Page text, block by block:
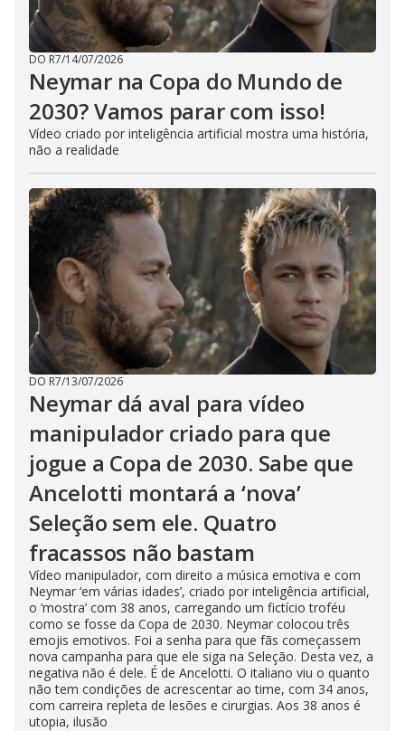
DO R7/14/07/2026
Neymar na Copa do Mundo de
2030? Vamos parar com isso!
Vídeo criado por inteligência artificial mostra uma história,
não a realidade
DO R7/13/07/2026
Neymar dá aval para vídeo
manipulador criado para que
jogue a Copa de 2030. Sabe que
Ancelotti montará a ‘nova’
Seleção sem ele. Quatro
fracassos não bastam
Vídeo manipulador, com direito a música emotiva e com
Neymar ‘em várias idades’, criado por inteligência artificial,
o ‘mostra’ com 38 anos, carregando um fictício troféu
como se fosse da Copa de 2030. Neymar colocou três
emojis emotivos. Foi a senha para que fãs começassem
nova campanha para que ele siga na Seleção. Desta vez, a
negativa não é dele. É de Ancelotti. O italiano viu o quanto
não tem condições de acrescentar ao time, com 34 anos,
com carreira repleta de lesões e cirurgias. Aos 38 anos é
utopia, ilusão